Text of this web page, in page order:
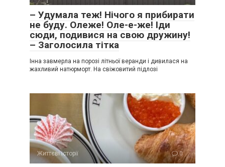
– Удумала теж! Нічого я прибирати
не буду. Олеже! Оле-е-же! Іди
сюди, подивися на свою дружину!
– Заголосила тітка
Інна завмерла на порозі літньої веранди і дивилася на
жахливий натюрморт. На свіжовитий підлозі
Життєві історії 0